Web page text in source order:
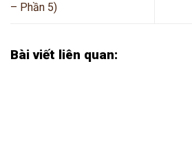
– Phần 5)
Bài viết liên quan: